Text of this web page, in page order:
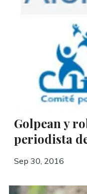
Golpean y
periodista
Sep 30, 2016